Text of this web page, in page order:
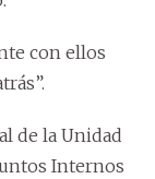
con ellos
de la Unidad
Internos